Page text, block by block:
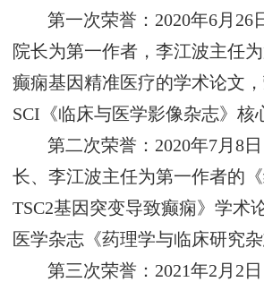
第一次荣誉：2020年6月26
院长为第一作者，李江波主任
癫痫基因精准医疗的学术论文
SCI《临床与医学影像杂志》核
第二次荣誉：2020年7月8
长、李江波主任为第一作者的
TSC2基因突变导致癫痫》学术
医学杂志《药理学与临床研究杂
第三次荣誉：2021年2月2